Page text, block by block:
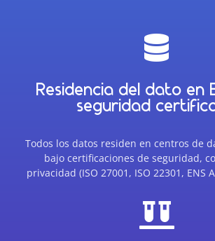

Residencia del dato en
seguridad
Todos los datos residen en centros de
bajo certificaciones de seguridad,
privacidad (ISO 27001, ISO 22301, ENS
